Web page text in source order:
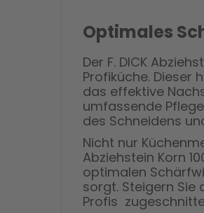
Optimales
Der F. DICK
Profiküche. Dieser
das effektive
umfassende
des Schneidens
Nicht nur
Abziehstein Korn
optimalen
sorgt. Steigern Sie
Profis